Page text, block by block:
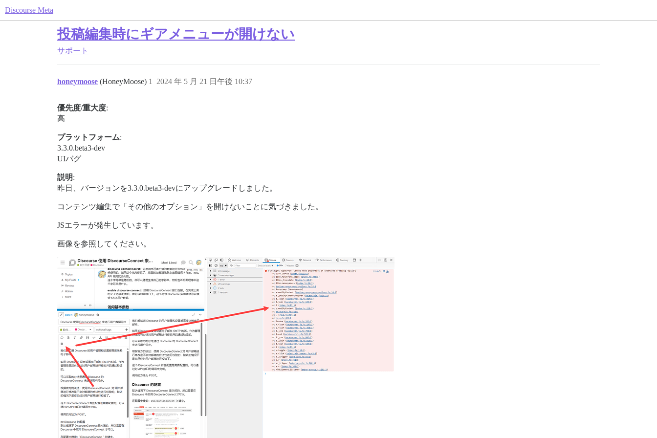
Discourse Meta
投稿編集時にギアメニューが開けない
サポート
honeymoose (HoneyMoose) 2024 年 5 月 21 日午後 10:37
1
優先度/重大度:
高
プラットフォーム:
3.3.0.beta3-dev
UIバグ
説明:
昨日、バージョンを3.3.0.beta3-devにアップグレードしました。
コンテンツ編集で「その他のオプション」を開けないことに気づきました。
JSエラーが発生しています。
画像を参照してください。